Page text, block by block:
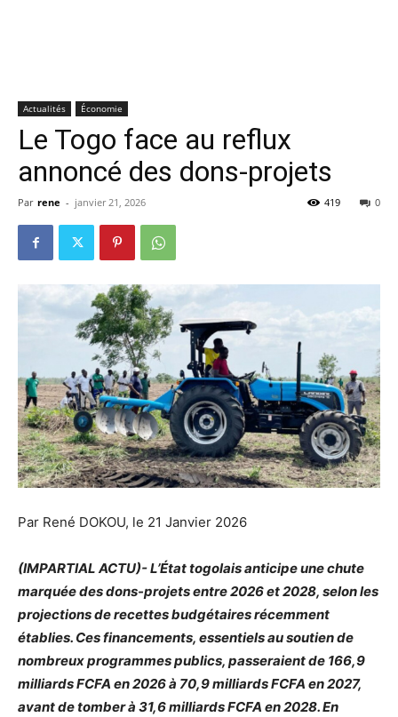
Actualités Économie
Le Togo face au reflux
annoncé des dons-projets
Par rene - janvier 21, 2026 0
419
Par René DOKOU, le 21 Janvier 2026
(IMPARTIAL ACTU)- L’État togolais anticipe une chute
marquée des dons-projets entre 2026 et 2028, selon les
projections de recettes budgétaires récemment
établies. Ces financements, essentiels au soutien de
nombreux programmes publics, passeraient de 166,9
milliards FCFA en 2026 à 70,9 milliards FCFA en 2027,
avant de tomber à 31,6 milliards FCFA en 2028. En